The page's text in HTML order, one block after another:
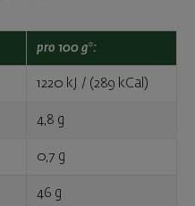
pro 100 g*:
1220 kJ / (289 kCal)
4,8 g
0,7 g
46 g